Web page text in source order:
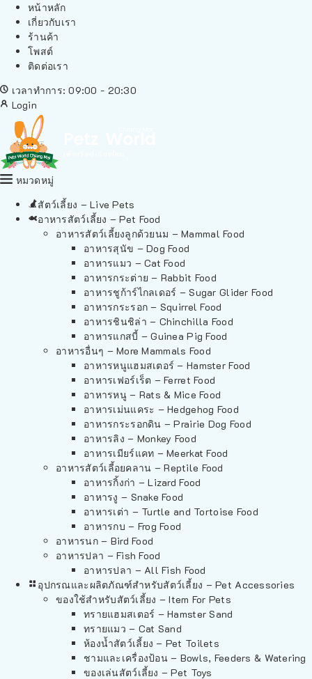
หน้าหลัก
เกี่ยวกับเรา
ร้านค้า
โพสต์
ติดต่อเรา
เวลาทำการ: 09:00 - 20:30
Login
หมวดหมู่
สัตว์เลี้ยง – Live Pets
อาหารสัตว์เลี้ยง – Pet Food
อาหารสัตว์เลี้ยงลูกด้วยนม – Mammal Food
อาหารสุนัข – Dog Food
อาหารแมว – Cat Food
อาหารกระต่าย – Rabbit Food
อาหารชูก้าร์ไกลเดอร์ – Sugar Glider Food
อาหารกระรอก – Squirrel Food
อาหารชินชิล่า – Chinchilla Food
อาหารแกสบี้ – Guinea Pig Food
อาหารอื่นๆ – More Mammals Food
อาหารหนูแฮมสเตอร์ – Hamster Food
อาหารเฟอร์เร็ต – Ferret Food
อาหารหนู – Rats & Mice Food
อาหารเม่นแคระ – Hedgehog Food
อาหารกระรอกดิน – Prairie Dog Food
อาหารลิง – Monkey Food
อาหารเมียร์แคท – Meerkat Food
อาหารสัตว์เลี้อยคลาน – Reptile Food
อาหารกิ้งก่า – Lizard Food
อาหารงู – Snake Food
อาหารเต่า – Turtle and Tortoise Food
อาหารกบ – Frog Food
อาหารนก – Bird Food
อาหารปลา – Fish Food
อาหารปลา – All Fish Food
อุปกรณและผลิตภัณฑ์สำหรับสัตว์เลี้ยง – Pet Accessories
ของใช้สำหรับสัตว์เลี้ยง – Item For Pets
ทรายแฮมสเตอร์ – Hamster Sand
ทรายแมว – Cat Sand
ห้องน้ำสัตว์เลี้ยง – Pet Toilets
ชามและเครื่องป้อน – Bowls, Feeders & Watering
ของเล่นสัตว์เลี้ยง – Pet Toys